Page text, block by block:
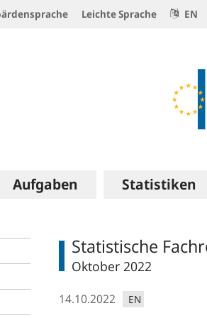
Leichte Sprache EN
Aufgaben Statistiken
Statistische
Oktober 2022
14.10.2022 EN